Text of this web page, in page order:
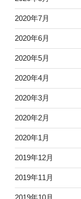
2020年7月
2020年6月
2020年5月
2020年4月
2020年3月
2020年2月
2020年1月
2019年12月
2019年11月